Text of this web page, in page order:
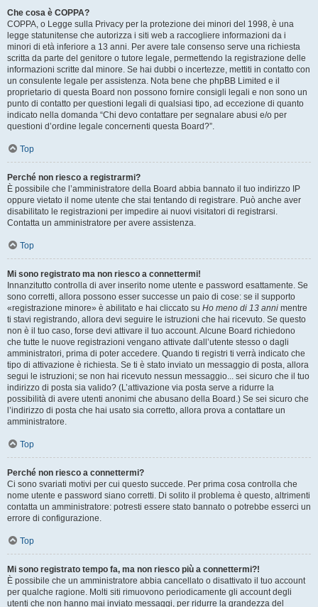
Che cosa è COPPA?
COPPA, o Legge sulla Privacy per la protezione dei minori del 1998, è una
legge statunitense che autorizza i siti web a raccogliere informazioni da i
minori di età inferiore a 13 anni. Per avere tale consenso serve una richiesta
scritta da parte del genitore o tutore legale, permettendo la registrazione delle
informazioni scritte dal minore. Se hai dubbi o incertezze, mettiti in contatto con
un consulente legale per assistenza. Nota bene che phpBB Limited e il
proprietario di questa Board non possono fornire consigli legali e non sono un
punto di contatto per questioni legali di qualsiasi tipo, ad eccezione di quanto
indicato nella domanda “Chi devo contattare per segnalare abusi e/o per
questioni d’ordine legale concernenti questa Board?”.
Top
Perché non riesco a registrarmi?
È possibile che l’amministratore della Board abbia bannato il tuo indirizzo IP
oppure vietato il nome utente che stai tentando di registrare. Può anche aver
disabilitato le registrazioni per impedire ai nuovi visitatori di registrarsi.
Contatta un amministratore per avere assistenza.
Top
Mi sono registrato ma non riesco a connettermi!
Innanzitutto controlla di aver inserito nome utente e password esattamente. Se
sono corretti, allora possono esser successe un paio di cose: se il supporto
«registrazione minore» è abilitato e hai cliccato su Ho meno di 13 anni mentre
ti stavi registrando, allora devi seguire le istruzioni che hai ricevuto. Se questo
non è il tuo caso, forse devi attivare il tuo account. Alcune Board richiedono
che tutte le nuove registrazioni vengano attivate dall’utente stesso o dagli
amministratori, prima di poter accedere. Quando ti registri ti verrà indicato che
tipo di attivazione è richiesta. Se ti è stato inviato un messaggio di posta, allora
segui le istruzioni; se non hai ricevuto nessun messaggio... sei sicuro che il tuo
indirizzo di posta sia valido? (L’attivazione via posta serve a ridurre la
possibilità di avere utenti anonimi che abusano della Board.) Se sei sicuro che
l’indirizzo di posta che hai usato sia corretto, allora prova a contattare un
amministratore.
Top
Perché non riesco a connettermi?
Ci sono svariati motivi per cui questo succede. Per prima cosa controlla che
nome utente e password siano corretti. Di solito il problema è questo, altrimenti
contatta un amministratore: potresti essere stato bannato o potrebbe esserci un
errore di configurazione.
Top
Mi sono registrato tempo fa, ma non riesco più a connettermi?!
È possibile che un amministratore abbia cancellato o disattivato il tuo account
per qualche ragione. Molti siti rimuovono periodicamente gli account degli
utenti che non hanno mai inviato messaggi, per ridurre la grandezza del